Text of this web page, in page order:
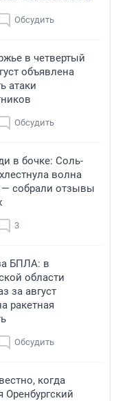
Обсудить
в четвертый
объявлена
атаки
Обсудить
в бочке: Соль-
волна
— собрали отзывы
3
БПЛА: в
области
за август
ракетная
Обсудить
когда
Оренбургский